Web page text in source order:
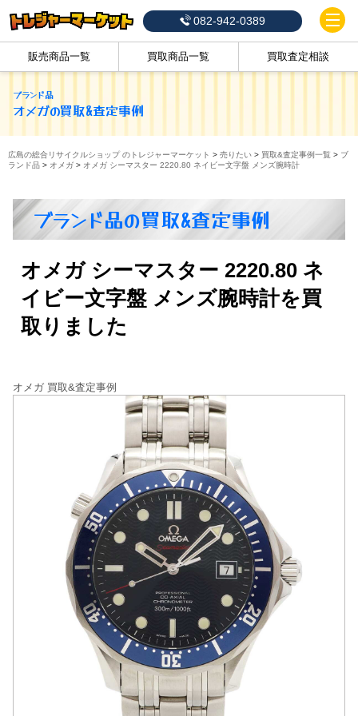
082-942-0389
販売商品一覧 買取商品一覧 買取査定相談
ブランド品
オメガの買取&査定事例
広島の総合リサイクルショップ のトレジャーマーケット > 売りたい> 買取&査定事例一覧 > ブ
ランド品> オメガ> オメガ シーマスター 2220.80 ネイビー文字盤 メンズ腕時計
ブランド品の買取&査定事例
オメガ シーマスター 2220.80 ネ
イビー文字盤 メンズ腕時計を買
取りました
オメガ 買取&査定事例